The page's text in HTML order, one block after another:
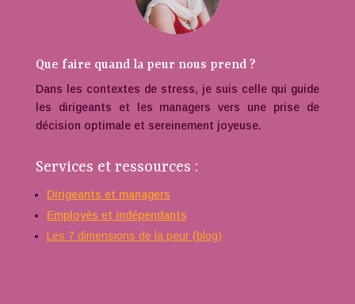
Que faire quand la peur nous prend ?
Dans les contextes de stress, je suis celle qui guide
les dirigeants et les managers vers une prise de
décision optimale et sereinement joyeuse.
Services et ressources :
Dirigeants et managers
Employés et indépendants
Les 7 dimensions de la peur (blog)